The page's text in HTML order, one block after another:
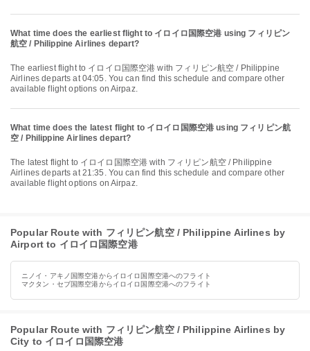
What time does the earliest flight to イロイロ国際空港 using フィリピン
航空 / Philippine Airlines depart?
The earliest flight to イロイロ国際空港 with フィリピン航空 / Philippine
Airlines departs at 04:05. You can find this schedule and compare other
available flight options on Airpaz.
What time does the latest flight to イロイロ国際空港 using フィリピン航
空 / Philippine Airlines depart?
The latest flight to イロイロ国際空港 with フィリピン航空 / Philippine
Airlines departs at 21:35. You can find this schedule and compare other
available flight options on Airpaz.
Popular Route with フィリピン航空 / Philippine Airlines by
Airport to イロイロ国際空港
ニノイ・アキノ国際空港からイロイロ国際空港へのフライト
マクタン・セブ国際空港からイロイロ国際空港へのフライト
Popular Route with フィリピン航空 / Philippine Airlines by
City to イロイロ国際空港